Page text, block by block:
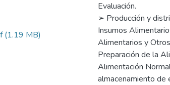
(1.19 MB)
Evaluación.
➢ Producción y
Insumos
Alimentarios y
Preparación de la
Alimentación
almacenamiento de